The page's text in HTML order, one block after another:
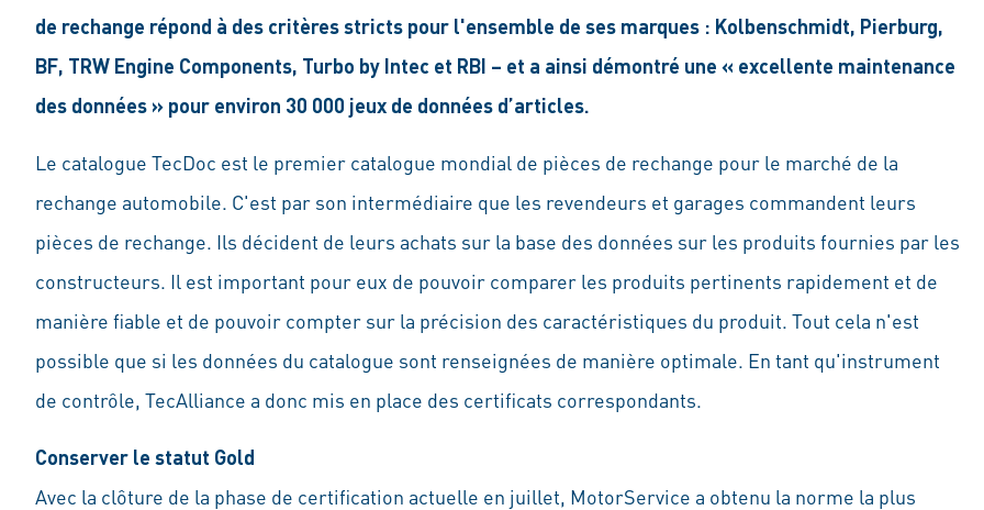
de rechange répond à des critères stricts pour l'ensemble de ses marques : Kolbenschmidt, Pierburg,
BF, TRW Engine Components, Turbo by Intec et RBI – et a ainsi démontré une « excellente maintenance
des données » pour environ 30 000 jeux de données d’articles.
Le catalogue TecDoc est le premier catalogue mondial de pièces de rechange pour le marché de la
rechange automobile. C'est par son intermédiaire que les revendeurs et garages commandent leurs
pièces de rechange. Ils décident de leurs achats sur la base des données sur les produits fournies par les
constructeurs. Il est important pour eux de pouvoir comparer les produits pertinents rapidement et de
manière fiable et de pouvoir compter sur la précision des caractéristiques du produit. Tout cela n'est
possible que si les données du catalogue sont renseignées de manière optimale. En tant qu'instrument
de contrôle, TecAlliance a donc mis en place des certificats correspondants.
Conserver le statut Gold
Avec la clôture de la phase de certification actuelle en juillet, MotorService a obtenu la norme la plus